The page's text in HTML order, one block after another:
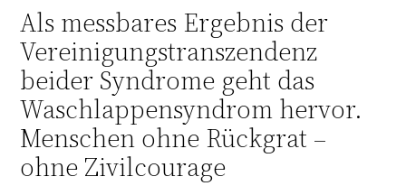
Als messbares Ergebnis der
Vereinigungstranszendenz
beider Syndrome geht das
Waschlappensyndrom hervor.
Menschen ohne Rückgrat –
ohne Zivilcourage